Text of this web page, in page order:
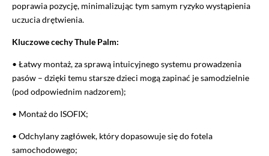
poprawia pozycję, minimalizując tym samym ryzyko wystąpienia
uczucia drętwienia.
Kluczowe cechy Thule Palm:
• Łatwy montaż, za sprawą intuicyjnego systemu prowadzenia
pasów – dzięki temu starsze dzieci mogą zapinać je samodzielnie
(pod odpowiednim nadzorem);
• Montaż do ISOFIX;
• Odchylany zagłówek, który dopasowuje się do fotela
samochodowego;